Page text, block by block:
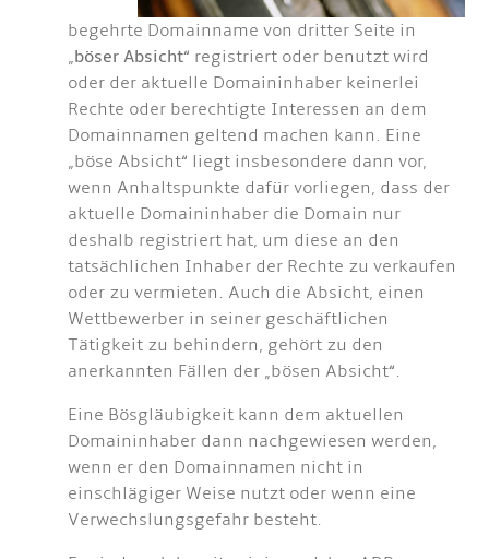
begehrte Domainname von dritter Seite in
„böser Absicht“ registriert oder benutzt wird
oder der aktuelle Domaininhaber keinerlei
Rechte oder berechtigte Interessen an dem
Domainnamen geltend machen kann. Eine
„böse Absicht“ liegt insbesondere dann vor,
wenn Anhaltspunkte dafür vorliegen, dass der
aktuelle Domaininhaber die Domain nur
deshalb registriert hat, um diese an den
tatsächlichen Inhaber der Rechte zu verkaufen
oder zu vermieten. Auch die Absicht, einen
Wettbewerber in seiner geschäftlichen
Tätigkeit zu behindern, gehört zu den
anerkannten Fällen der „bösen Absicht“.
Eine Bösgläubigkeit kann dem aktuellen
Domaininhaber dann nachgewiesen werden,
wenn er den Domainnamen nicht in
einschlägiger Weise nutzt oder wenn eine
Verwechslungsgefahr besteht.